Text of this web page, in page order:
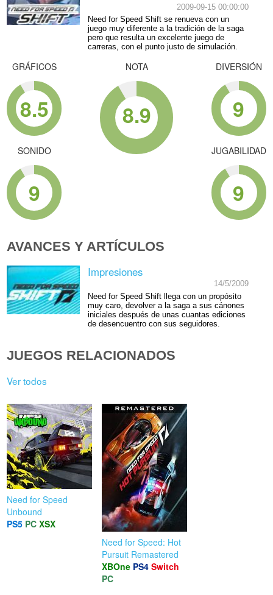
2009-09-15 00:00:00
Need for Speed Shift se renueva con un
juego muy diferente a la tradición de la saga
pero que resulta un excelente juego de
carreras, con el punto justo de simulación.
GRÁFICOS
8.5
SONIDO
9
NOTA
8.9
DIVERSIÓN
9
JUGABILIDAD
9
AVANCES Y ARTÍCULOS
Impresiones
14/5/2009
Need for Speed Shift llega con un propósito
muy caro, devolver a la saga a sus cánones
iniciales después de unas cuantas ediciones
de desencuentro con sus seguidores.
JUEGOS RELACIONADOS
Ver todos
Need for Speed
Unbound
PS5 PC XSX
Need for Speed: Hot
Pursuit Remastered
XBOne PS4 Switch
PC